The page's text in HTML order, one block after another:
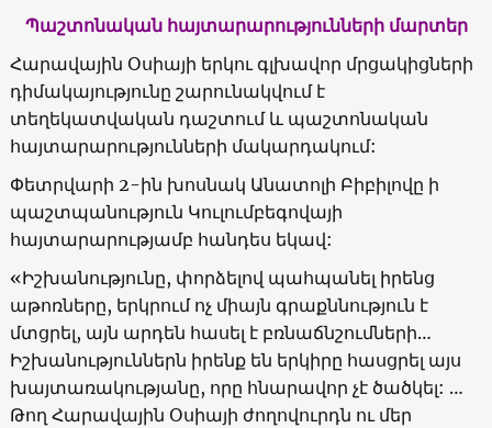
Պաշտոնական հայտարարությունների մարտեր
Հարավային Օսիայի երկու գլխավոր մրցակիցների
դիմակայությունը շարունակվում է
տեղեկատվական դաշտում և պաշտոնական
հայտարարությունների մակարդակում:
Փետրվարի 2-ին խոսնակ Անատոլի Բիբիլովը ի
պաշտպանություն Կուլումբեգովայի
հայտարարությամբ հանդես եկավ:
«Իշխանությունը, փորձելով պահպանել իրենց
աթոռները, երկրում ոչ միայն գրաքննություն է
մտցրել, այն արդեն հասել է բռնաճնշումների…
Իշխանություններն իրենք են երկիրը հասցրել այս
խայտառակությանը, որը հնարավոր չէ ծածկել: …
Թող Հարավային Օսիայի ժողովուրդն ու մեր